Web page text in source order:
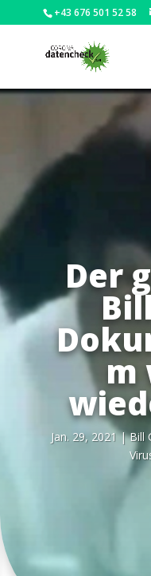
+43 676 501 52 58
Der
m
Jan. 29, 2021|Bill